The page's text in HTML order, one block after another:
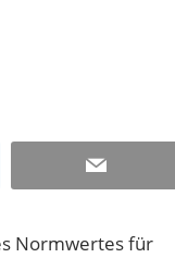
Email
Normwertes für